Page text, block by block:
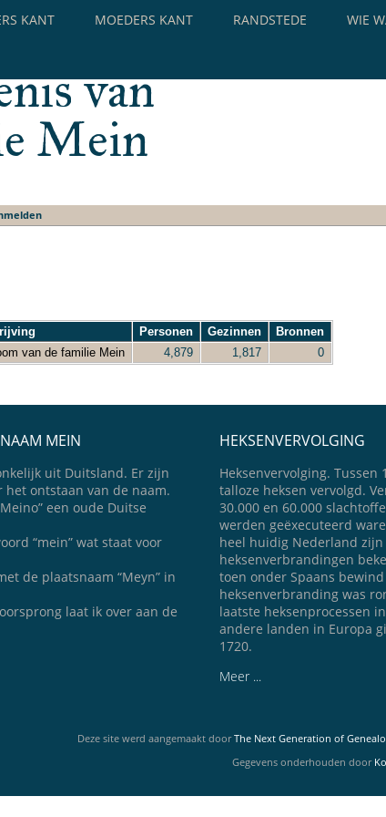
KANT MOEDERS KANT RANDSTEDE WIE
van
Mein
Personen Gezinnen
Bronnen
van de familie Mein 4,879 1,817 0
MEIN
uit Duitsland. Er zijn
ontstaan van de naam.
een oude Duitse
“mein” wat staat voor
de plaatsnaam “Meyn” in
laat ik over aan de
HEKSENVERVOLGING
Heksenvervolging. Tussen
talloze heksen vervolgd.
30.000 en 60.000
werden geëxecuteerd
heel huidig Nederland zijn
heksenverbrandingen
toen onder Spaans
heksenverbranding was
laatste heksenprocessen
andere landen in Europa
1720.
Meer ...
Deze site werd aangemaakt doorThe Next Generation of
Gegevens onderhouden door